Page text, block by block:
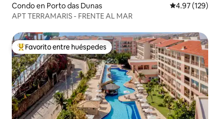
Condo en Porto das Dunas Calificación
4.97 (129)
APT TERRAMARIS - FRENTE AL MAR
Favorito entre huéspedes preferido
Favorito entre huéspedes